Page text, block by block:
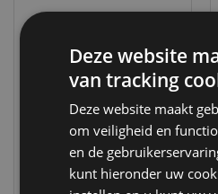
2021 Designs
Large Bamboe
Large
BRU19
84 op
Deze website
van tracking
Deze website maakt
om veiligheid en
en de
kunt hieronder uw